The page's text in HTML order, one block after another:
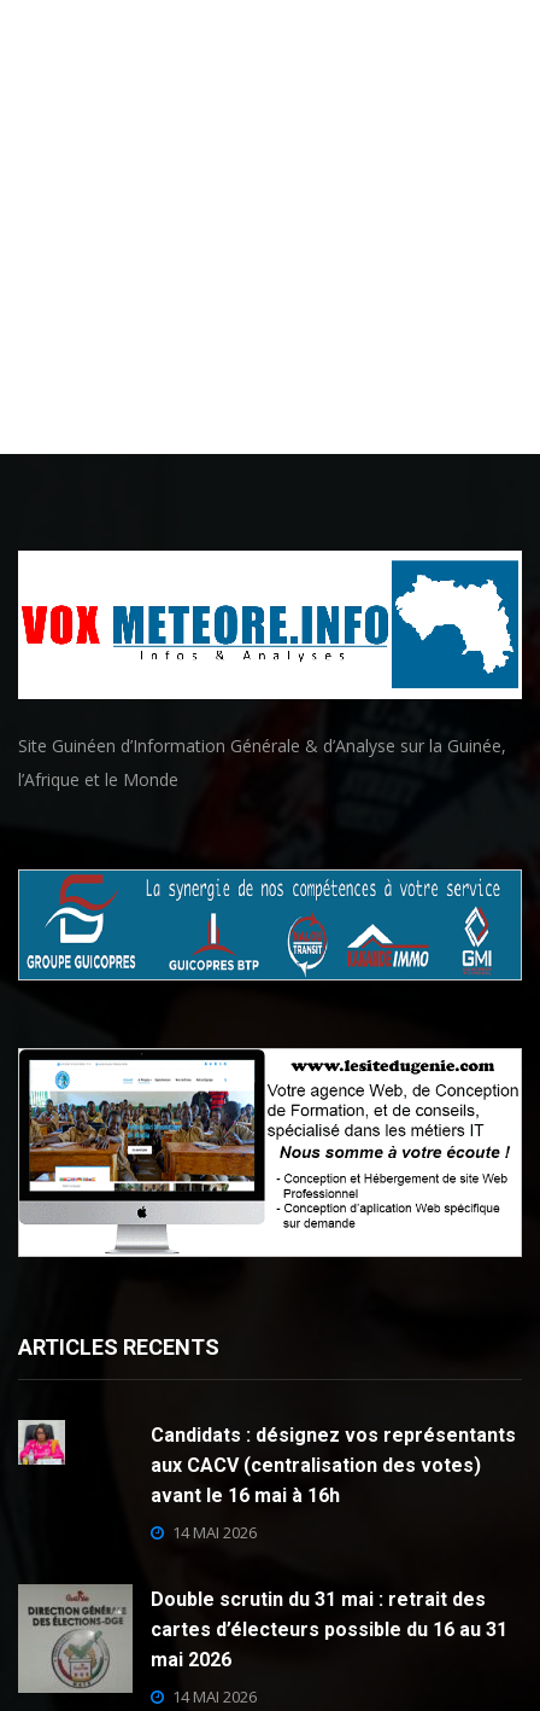
Site Guinéen d’Information Générale & d’Analyse sur la Guinée,
l’Afrique et le Monde
ARTICLES RECENTS
Candidats : désignez vos représentants
aux CACV (centralisation des votes)
avant le 16 mai à 16h
14 MAI 2026
Double scrutin du 31 mai : retrait des
cartes d’électeurs possible du 16 au 31
mai 2026
14 MAI 2026